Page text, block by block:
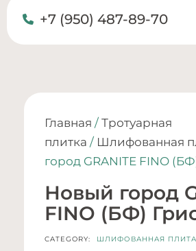
+7 (950) 487-89-70
Главная / Тротуарная
плитка / Шлифованная
город GRANITE FINO
Новый город
FINO (БФ)
CATEGORY: ШЛИФОВАННАЯ ПЛИТА